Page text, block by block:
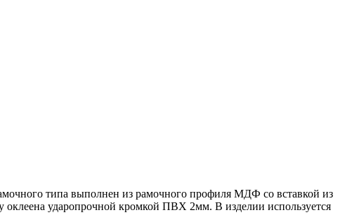
типа выполнен из рамочного профиля МДФ со вставкой из
ударопрочной кромкой ПВХ 2мм. В изделии используется